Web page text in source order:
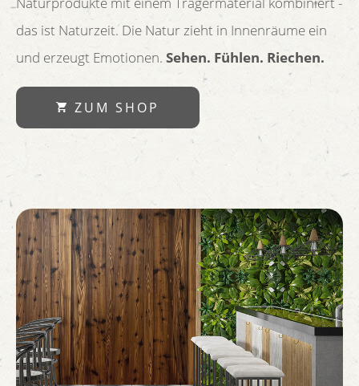
das ist Naturzeit. Die Natur zieht in Innenräume ein
und erzeugt Emotionen. Sehen. Fühlen. Riechen.
ZUM SHOP